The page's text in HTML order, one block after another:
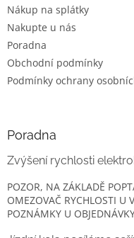
Nákup na splátky
Nakupte u nás
Poradna
Obchodní podmínky
Podmínky ochrany
Poradna
Zvýšení rychlosti
POZOR, NA ZÁKLADĚ
OMEZOVAČ RYCHLOSTI U
POZNÁMKY U